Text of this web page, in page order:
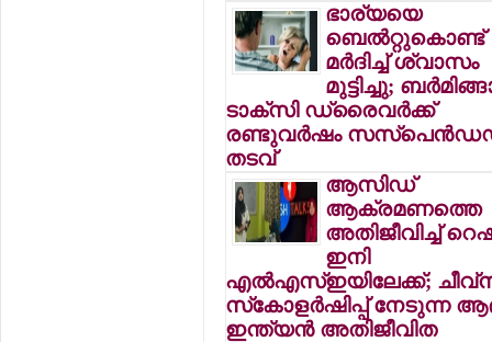
ഭാര്യയെ
ബെല്‍റ്റുകൊണ്ട്
മര്‍ദിച്ച് ശ്വാസം
മുട്ടിച്ചു;
ടാക്‌സി ഡ്രൈവര്‍ക്ക്
രണ്ടുവര്‍ഷം
തടവ്
ആസിഡ്
ആക്രമണത്തെ
അതിജീവിച്ച്
ഇനി
എല്‍എസ്ഇയിലേക്ക്;
സ്‌കോളര്‍ഷിപ്പ് നേടുന്ന
ഇന്ത്യന്‍ അതിജീവിത